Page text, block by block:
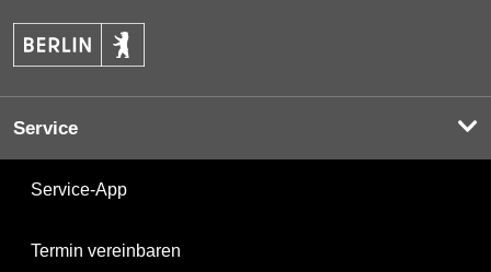
Service
Service-App
Termin vereinbaren